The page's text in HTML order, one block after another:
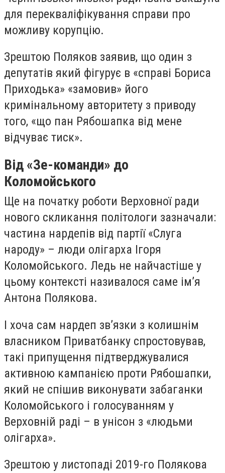
для перекваліфікування справи про
можливу корупцію.
Зрештою Поляков заявив, що один з
депутатів який фігурує в «справі Бориса
Приходька» «замовив» його
кримінальному авторитету з приводу
того, «що пан Рябошапка від мене
відчуває тиск».
Від «Зе-команди» до
Коломойського
Ще на початку роботи Верховної ради
нового скликання політологи зазначали:
частина нардепів від партії «Слуга
народу» – люди олігарха Ігоря
Коломойського. Ледь не найчастіше у
цьому контексті називалося саме ім’я
Антона Полякова.
І хоча сам нардеп зв’язки з колишнім
власником Приватбанку спростовував,
такі припущення підтверджувалися
активною кампанією проти Рябошапки,
який не спішив виконувати забаганки
Коломойського і голосуванням у
Верховній раді – в унісон з «людьми
олігарха».
Зрештою у листопаді 2019-го Полякова